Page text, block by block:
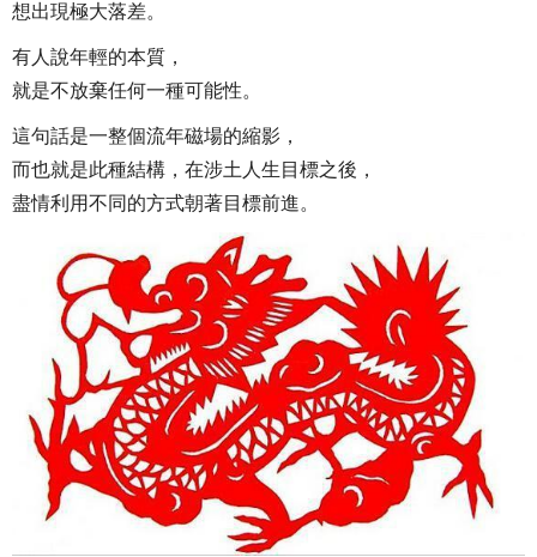
想出現極大落差。
有人說年輕的本質，
就是不放棄任何一種可能性。
這句話是一整個流年磁場的縮影，
而也就是此種結構，在涉土人生目標之後，
盡情利用不同的方式朝著目標前進。